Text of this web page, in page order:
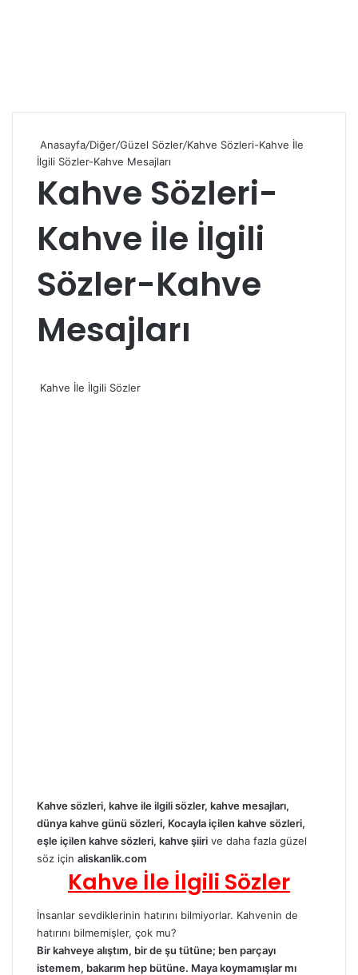
Anasayfa/Diğer/Güzel Sözler/Kahve Sözleri-Kahve İle
İlgili Sözler-Kahve Mesajları
Kahve Sözleri-
Kahve İle İlgili
Sözler-Kahve
Mesajları
Kahve İle İlgili Sözler
Kahve sözleri, kahve ile ilgili sözler, kahve mesajları,
dünya kahve günü sözleri, Kocayla içilen kahve sözleri,
eşle içilen kahve sözleri, kahve şiiri ve daha fazla güzel
söz için aliskanlik.com
Kahve İle İlgili Sözler
İnsanlar sevdiklerinin hatırını bilmiyorlar. Kahvenin de
hatırını bilmemişler, çok mu?
Bir kahveye alıştım, bir de şu tütüne; ben parçayı
istemem, bakarım hep bütüne. Maya koymamışlar mı